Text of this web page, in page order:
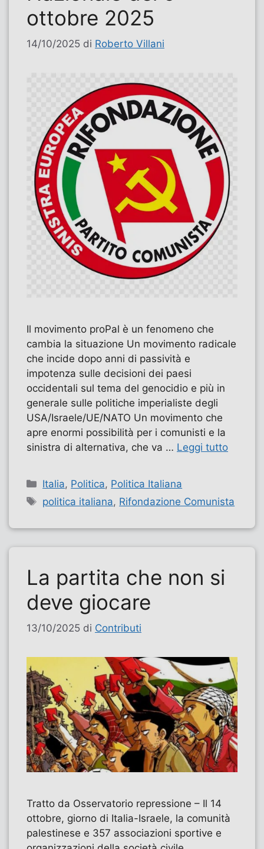
ottobre 2025
14/10/2025 di Roberto Villani
Il movimento proPal è un fenomeno che
cambia la situazione Un movimento radicale
che incide dopo anni di passività e
impotenza sulle decisioni dei paesi
occidentali sul tema del genocidio e più in
generale sulle politiche imperialiste degli
USA/Israele/UE/NATO Un movimento che
apre enormi possibilità per i comunisti e la
sinistra di alternativa, che va … Leggi tutto
Categorie
Italia, Politica, Politica Italiana
Tag
politica italiana, Rifondazione Comunista
La partita che non si
deve giocare
13/10/2025 di Contributi
Tratto da Osservatorio repressione – Il 14
ottobre, giorno di Italia-Israele, la comunità
palestinese e 357 associazioni sportive e